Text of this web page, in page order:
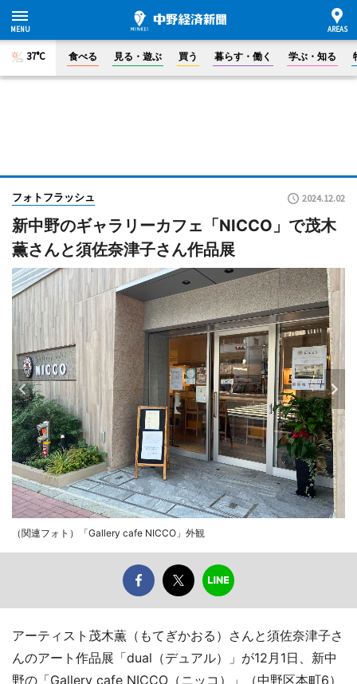
37°C 食べる 見る・遊ぶ 買う 暮らす・働く 学ぶ・知る
フォトフラッシュ 2024.12.02
新中野のギャラリーカフェ「NICCO」で茂木
薫さんと須佐奈津子さん作品展
（関連フォト）「Gallery cafe NICCO」外観
アーティスト茂木薫（もてぎかおる）さんと須佐奈津子さ
んのアート作品展「dual（デュアル）」が12月1日、新中
野の「Gallery cafe NICCO（ニッコ）」（中野区本町6）